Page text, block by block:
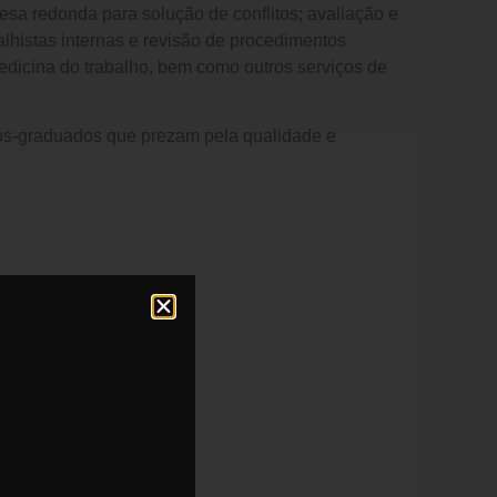
redonda para solução de conflitos; avaliação e
internas e revisão de procedimentos
do trabalho, bem como outros serviços de
graduados que prezam pela qualidade e